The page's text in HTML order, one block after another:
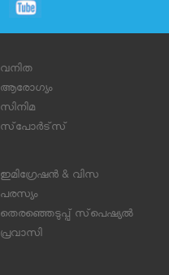
വനിത
ആരോഗ്യം
സിനിമ
സ്‌പോര്‍ട്‌സ്
ഇമിഗ്രേഷന്‍ & വിസ
പരസ്യം
തെരഞ്ഞെടുപ്പ് സ്‌പെഷ്യല്‍
പ്രവാസി